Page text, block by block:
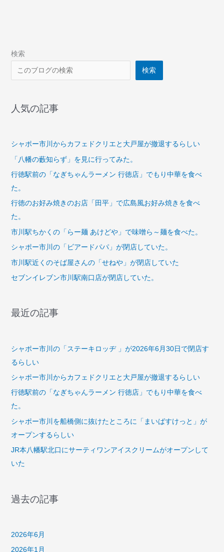
ち
か
わ
物
所」
で
ホ
ン
ビ
ス
貝
や
魚
っ
た
検索
検索
人気の記事
シャポー市川からカフェドクリエと大戸屋が撤退するらしい
「八幡の藪知らず」を見に行ってみた。
行徳駅前の「なぎちゃんラーメン 行徳店」でもり中華を食べ
た。
行徳のお好み焼きのお店「田平」で広島風お好み焼きを食べ
た。
市川駅ちかくの「らー麺 あけどや」で味噌ら～麺を食べた。
シャポー市川の「ビアードパパ」が閉店していた。
市川駅近くのそば屋さんの「せねや」が閉店していた
セブンイレブン市川駅南口店が閉店していた。
最近の記事
シャポー市川の「ステーキロッヂ 」が2026年6月30日で閉店す
るらしい
シャポー市川からカフェドクリエと大戸屋が撤退するらしい
行徳駅前の「なぎちゃんラーメン 行徳店」でもり中華を食べ
た。
シャポー市川を船橋側に抜けたところに「まいばすけっと」が
オープンするらしい
JR本八幡駅北口にサーティワンアイスクリームがオープンして
いた
過去の記事
2026年6月
2026年1月